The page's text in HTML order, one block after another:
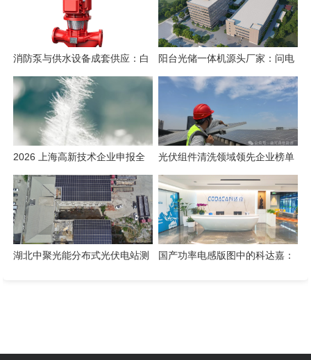
消防泵与供水设备成套供应：白
云泵业方案实测
阳台光储一体机源头厂家：问电
科技的备电答案
2026 上海高新技术企业申报全
周期合规白皮书
光伏组件清洗领域领先企业榜单
（2026版）
湖北中聚光能分布式光伏电站测
国产功率电感版图中的科达嘉：